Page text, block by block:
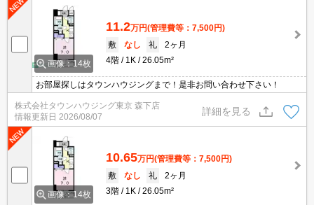
画像：14枚
11.2万円(管理費等：7,500円)
敷
なし 礼
2ヶ月
4階
1K 26.05m²
お部屋探しはタウンハウジングまで！是非お問い合わせ下さい！
株式会社タウンハウジング東京 森下店
情報更新日 2026/08/07
詳細を見る
画像：14枚
10.65万円(管理費等：7,500円)
敷
なし 礼
2ヶ月
3階
1K 26.05m²